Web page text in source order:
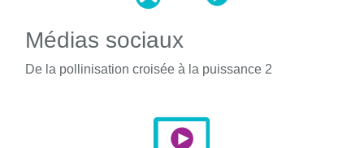
Médias sociaux
De la pollinisation croisée à la puissance 2